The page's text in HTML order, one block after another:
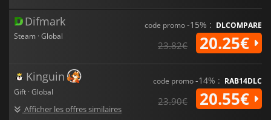
Difmark
Steam · Global
code promo-15% : DLCOMPARE
23.82€ 20.25€
Kinguin
Gift · Global
Afficher les offres similaires
code promo-14% : RAB14DLC
23.90€ 20.55€